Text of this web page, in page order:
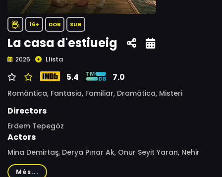
16+ DOB SUB
La casa d'estiueig
2026 Llista
5.4 7.0
Romàntica, Fantasia, Familiar, Dramàtica, Misteri
Directors
Erdem Tepegöz
Actors
Mina Demirtaş, Derya Pınar Ak, Onur Seyit Yaran, Nehir
Erdoğan, Selma Ergeç, Çağdaş Onur Öztürk, Kamil Güler
Més...